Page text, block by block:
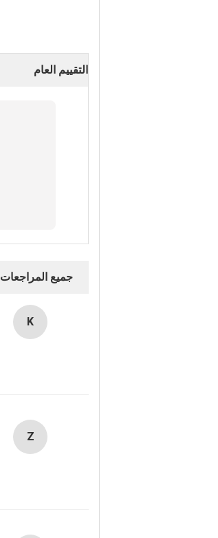
التقييم العام
جميع المراجعات
K
Z